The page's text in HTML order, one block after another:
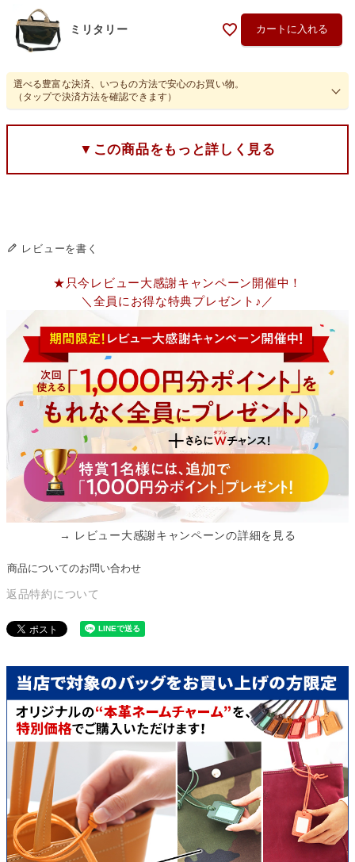
ミリタリー カートに入れる
選べる豊富な決済、いつもの方法で安心のお買い物。
（タップで決済方法を確認できます）
▼この商品をもっと詳しく見る
レビューを書く
★只今レビュー大感謝キャンペーン開催中！
＼全員にお得な特典プレゼント♪／
→ レビュー大感謝キャンペーンの詳細を見る
商品についてのお問い合わせ
返品特約について